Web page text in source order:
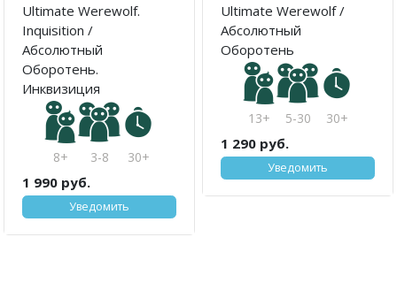
Ultimate Werewolf.
Inquisition /
Абсолютный
Оборотень.
Инквизиция
8+ 3-8 30+
1 990 руб.
Уведомить
Ultimate Werewolf /
Абсолютный
Оборотень
13+ 5-30 30+
1 290 руб.
Уведомить